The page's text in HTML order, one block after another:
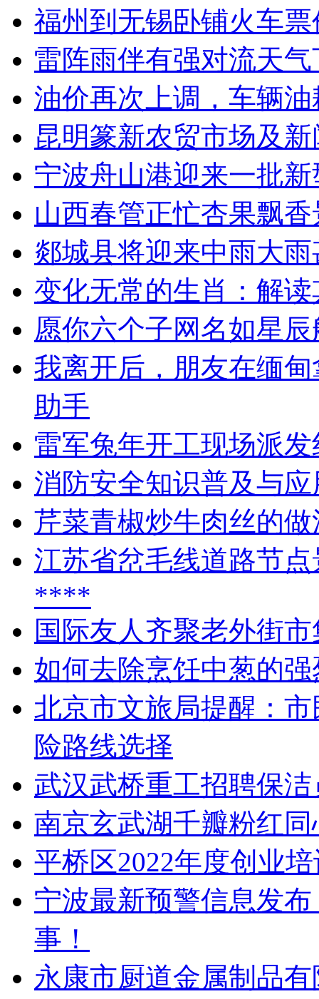
福州到无锡卧铺火车
雷阵雨伴有强对流天
油价再次上调，车辆
昆明篆新农贸市场及
宁波舟山港迎来一批
山西春管正忙杏果飘
郯城县将迎来中雨大
变化无常的生肖：解
愿你六个子网名如星
我离开后，朋友在缅
助手
雷军兔年开工现场派
消防安全知识普及与
芹菜青椒炒牛肉丝的
江苏省岔毛线道路节
****
国际友人齐聚老外街
如何去除烹饪中葱的
北京市文旅局提醒：
险路线选择
武汉武桥重工招聘保
南京玄武湖千瓣粉红
平桥区2022年度创业
宁波最新预警信息发
事！
永康市厨道金属制品